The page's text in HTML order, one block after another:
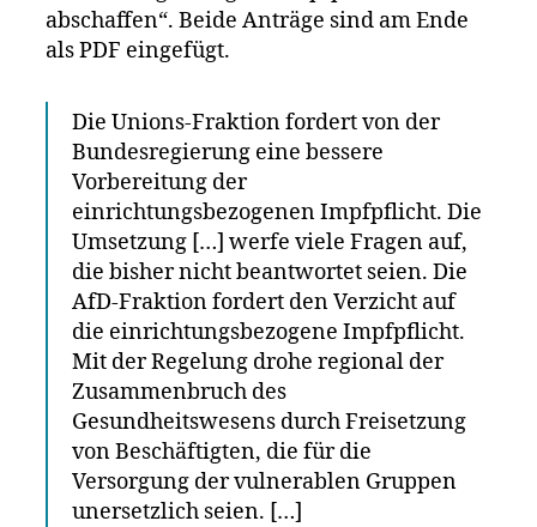
abschaffen“. Beide Anträge sind am Ende
als PDF eingefügt.
Die Unions-Fraktion fordert von der
Bundesregierung eine bessere
Vorbereitung der
einrichtungsbezogenen Impfpflicht. Die
Umsetzung […] werfe viele Fragen auf,
die bisher nicht beantwortet seien. Die
AfD-Fraktion fordert den Verzicht auf
die einrichtungsbezogene Impfpflicht.
Mit der Regelung drohe regional der
Zusammenbruch des
Gesundheitswesens durch Freisetzung
von Beschäftigten, die für die
Versorgung der vulnerablen Gruppen
unersetzlich seien. […]